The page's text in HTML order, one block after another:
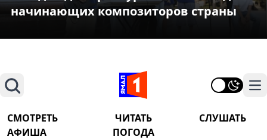
начинающих композиторов страны
Поиск
СМОТРЕТЬ ЧИТАТЬ
СЛУШАТЬ
АФИША
ПОГОДА